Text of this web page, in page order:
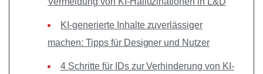
KI-generierte Inhalte zuverlässiger
machen: Tipps für Designer und Nutzer
4 Schritte für IDs zur Verhinderung von KI-